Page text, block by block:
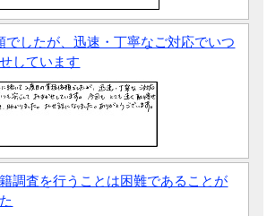
でしたが、迅速・丁寧なご対応でいつ
しています
調査を行うことは困難であることが